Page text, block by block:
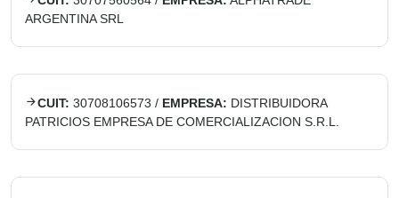
ARGENTINA SRL
CUIT: 30708106573 / EMPRESA: DISTRIBUIDORA
PATRICIOS EMPRESA DE COMERCIALIZACION S.R.L.